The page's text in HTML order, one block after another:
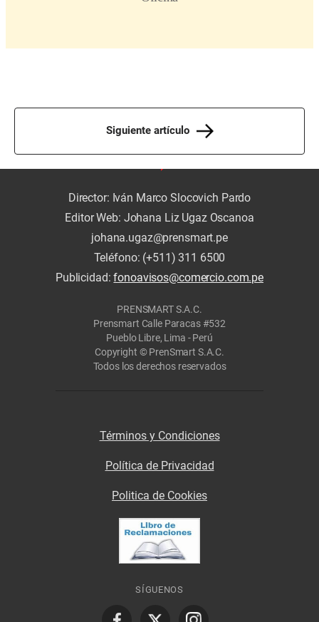
Siguiente artículo
Director: Iván Marco Slocovich Pardo
Editor Web: Johana Liz Ugaz Oscanoa
johana.ugaz@prensmart.pe
Teléfono: (+511) 311 6500
Publicidad:fonoavisos@comercio.com.pe
PRENSMART S.A.C.
Prensmart Calle Paracas #532
Pueblo Libre, Lima - Perú
Copyright © PrenSmart S.A.C.
Todos los derechos reservados
Términos y Condiciones
Política de Privacidad
Politica de Cookies
SÍGUENOS